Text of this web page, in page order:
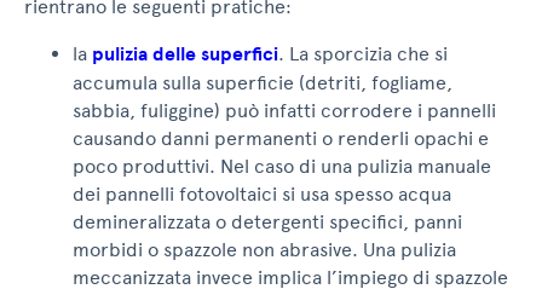
rientrano le seguenti pratiche:
la pulizia delle superfici. La sporcizia che si
accumula sulla superficie (detriti, fogliame,
sabbia, fuliggine) può infatti corrodere i pannelli
causando danni permanenti o renderli opachi e
poco produttivi. Nel caso di una pulizia manuale
dei pannelli fotovoltaici si usa spesso acqua
demineralizzata o detergenti specifici, panni
morbidi o spazzole non abrasive. Una pulizia
meccanizzata invece implica l’impiego di spazzole